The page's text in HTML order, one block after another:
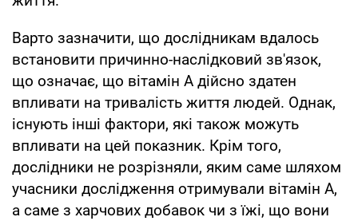
Варто зазначити, що дослідникам вдалось
встановити причинно-наслідковий зв'язок,
що означає, що вітамін A дійсно здатен
впливати на тривалість життя людей. Однак,
існують інші фактори, які також можуть
впливати на цей показник. Крім того,
дослідники не розрізняли, яким саме шляхом
учасники дослідження отримували вітамін А,
а саме з харчових добавок чи з їжі, що вони